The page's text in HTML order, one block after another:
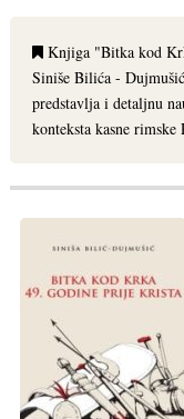
Knjiga "Bitka kod
Siniše Bilića -
predstavlja i detaljnu
konteksta kasne rimske